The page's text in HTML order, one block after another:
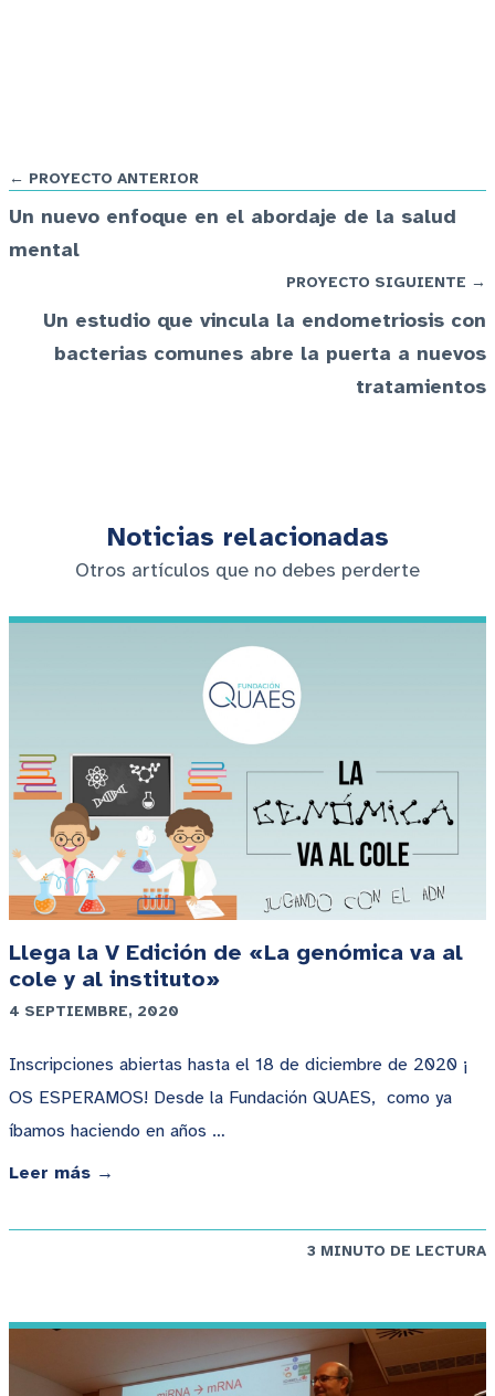
← PROYECTO ANTERIOR
Un nuevo enfoque en el abordaje de la salud
mental
PROYECTO SIGUIENTE →
Un estudio que vincula la endometriosis con
bacterias comunes abre la puerta a nuevos
tratamientos
Noticias relacionadas
Otros artículos que no debes perderte
Llega la V Edición de «La genómica va al
cole y al instituto»
4 SEPTIEMBRE, 2020
Inscripciones abiertas hasta el 18 de diciembre de 2020 ¡
OS ESPERAMOS! Desde la Fundación QUAES, como ya
íbamos haciendo en años …
Leer más →
3 MINUTO DE LECTURA